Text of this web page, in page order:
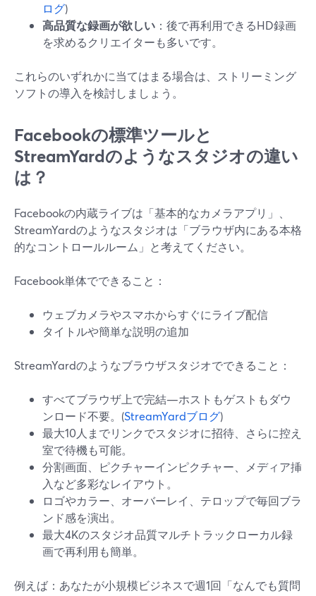
ログ)
高品質な録画が欲しい ：後で再利用できるHD録画
を求めるクリエイターも多いです。
これらのいずれかに当てはまる場合は、ストリーミング
ソフトの導入を検討しましょう。
Facebookの標準ツールと
StreamYardのようなスタジオの違い
は？
Facebookの内蔵ライブは「基本的なカメラアプリ」、
StreamYardのようなスタジオは「ブラウザ内にある本格
的なコントロールルーム」と考えてください。
Facebook単体でできること：
ウェブカメラやスマホからすぐにライブ配信
タイトルや簡単な説明の追加
StreamYardのようなブラウザスタジオでできること：
すべてブラウザ上で完結—ホストもゲストもダウ
ンロード不要。(StreamYardブログ)
最大10人までリンクでスタジオに招待、さらに控え
室で待機も可能。
分割画面、ピクチャーインピクチャー、メディア挿
入など多彩なレイアウト。
ロゴやカラー、オーバーレイ、テロップで毎回ブラ
ンド感を演出。
最大4Kのスタジオ品質マルチトラックローカル録
画で再利用も簡単。
例えば：あなたが小規模ビジネスで週1回「なんでも質問